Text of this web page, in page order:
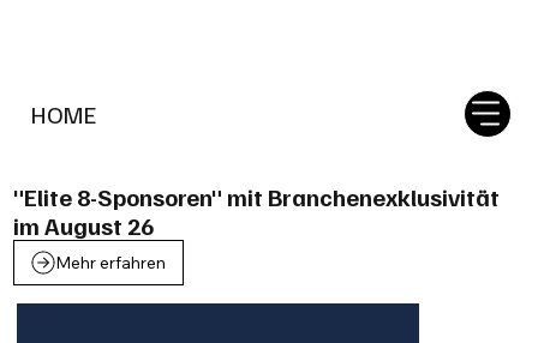
HOME
"Elite 8-Sponsoren" mit Branchenexklusivität
im August 26
Mehr erfahren